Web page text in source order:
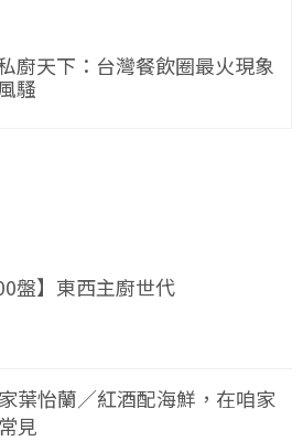
廚天下：台灣餐飲圈最火現象
騷
盤】東西主廚世代
葉怡蘭／紅酒配海鮮，在咱家
見